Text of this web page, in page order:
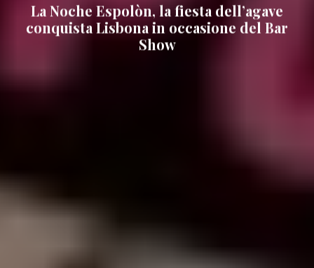
La Noche Espolòn, la fiesta dell’agave
conquista Lisbona in occasione del Bar
Show